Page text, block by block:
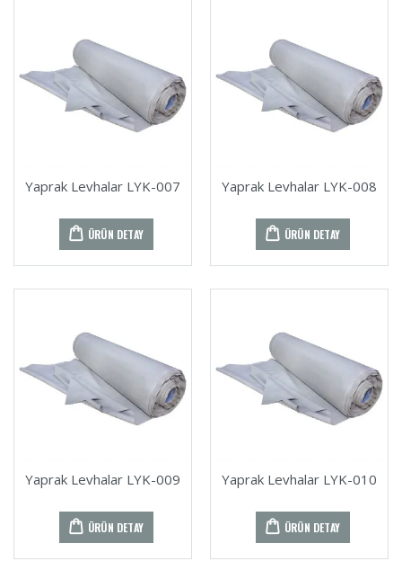
Yaprak Levhalar LYK-007
ÜRÜN DETAY
Yaprak Levhalar LYK-008
ÜRÜN DETAY
Yaprak Levhalar LYK-009
ÜRÜN DETAY
Yaprak Levhalar LYK-010
ÜRÜN DETAY